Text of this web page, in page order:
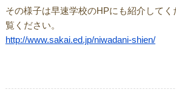
その様子は早速学校のHPにも紹介して
覧ください。
http://www.sakai.ed.jp/niwadani-shien/